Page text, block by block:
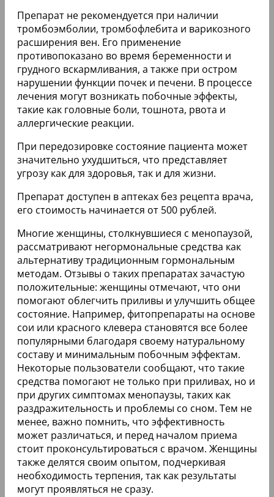
Препарат не рекомендуется при наличии
тромбоэмболии, тромбофлебита и варикозного
расширения вен. Его применение
противопоказано во время беременности и
грудного вскармливания, а также при остром
нарушении функции почек и печени. В процессе
лечения могут возникать побочные эффекты,
такие как головные боли, тошнота, рвота и
аллергические реакции.
При передозировке состояние пациента может
значительно ухудшиться, что представляет
угрозу как для здоровья, так и для жизни.
Препарат доступен в аптеках без рецепта врача,
его стоимость начинается от 500 рублей.
Многие женщины, столкнувшиеся с менопаузой,
рассматривают негормональные средства как
альтернативу традиционным гормональным
методам. Отзывы о таких препаратах зачастую
положительные: женщины отмечают, что они
помогают облегчить приливы и улучшить общее
состояние. Например, фитопрепараты на основе
сои или красного клевера становятся все более
популярными благодаря своему натуральному
составу и минимальным побочным эффектам.
Некоторые пользователи сообщают, что такие
средства помогают не только при приливах, но и
при других симптомах менопаузы, таких как
раздражительность и проблемы со сном. Тем не
менее, важно помнить, что эффективность
может различаться, и перед началом приема
стоит проконсультироваться с врачом. Женщины
также делятся своим опытом, подчеркивая
необходимость терпения, так как результаты
могут проявляться не сразу.